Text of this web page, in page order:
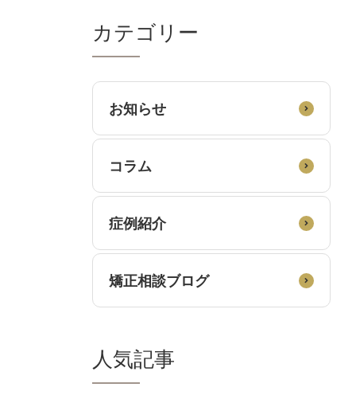
カテゴリー
お知らせ
コラム
症例紹介
矯正相談ブログ
人気記事